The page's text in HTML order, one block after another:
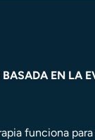
EN LA
funciona